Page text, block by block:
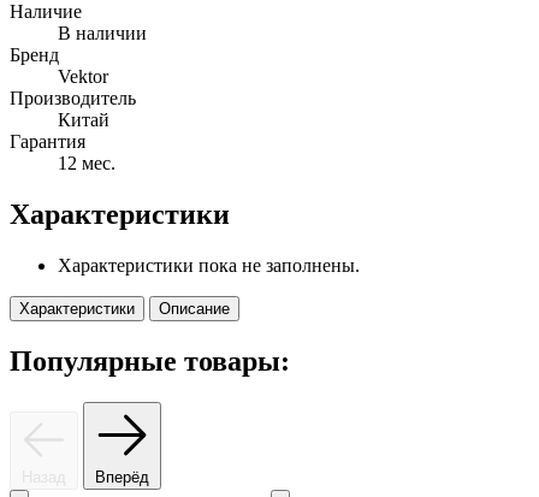
Наличие
В наличии
Бренд
Vektor
Производитель
Китай
Гарантия
12 мес.
Характеристики
Характеристики пока не заполнены.
Характеристики Описание
Популярные товары:
Назад Вперёд